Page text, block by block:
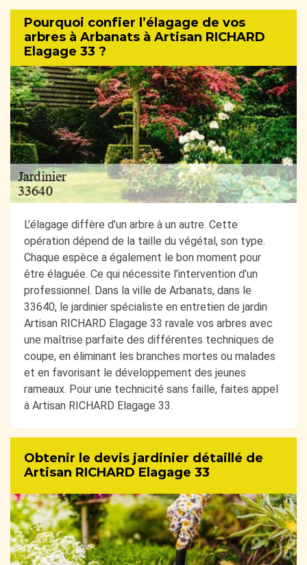
Pourquoi confier l’élagage de vos
arbres à Arbanats à Artisan RICHARD
Elagage 33 ?
L’élagage diffère d’un arbre à un autre. Cette
opération dépend de la taille du végétal, son type.
Chaque espèce a également le bon moment pour
être élaguée. Ce qui nécessite l’intervention d’un
professionnel. Dans la ville de Arbanats, dans le
33640, le jardinier spécialiste en entretien de jardin
Artisan RICHARD Elagage 33 ravale vos arbres avec
une maîtrise parfaite des différentes techniques de
coupe, en éliminant les branches mortes ou malades
et en favorisant le développement des jeunes
rameaux. Pour une technicité sans faille, faites appel
à Artisan RICHARD Elagage 33.
Obtenir le devis jardinier détaillé de
Artisan RICHARD Elagage 33